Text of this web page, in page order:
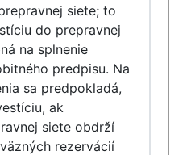
siete; to
do prepravnej
na splnenie
predpisu. Na
sa predpokladá,
ak
siete obdrží
rezervácií